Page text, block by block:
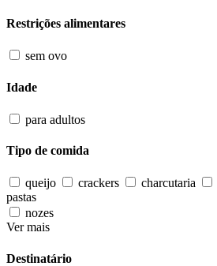
Restrições alimentares
sem ovo
Idade
para adultos
Tipo de comida
queijo crackers charcutaria
pastas
nozes
Ver mais
Destinatário